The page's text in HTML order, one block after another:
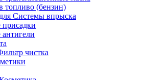
топливо (бензин)
Системы впрыска
присадки
чистка